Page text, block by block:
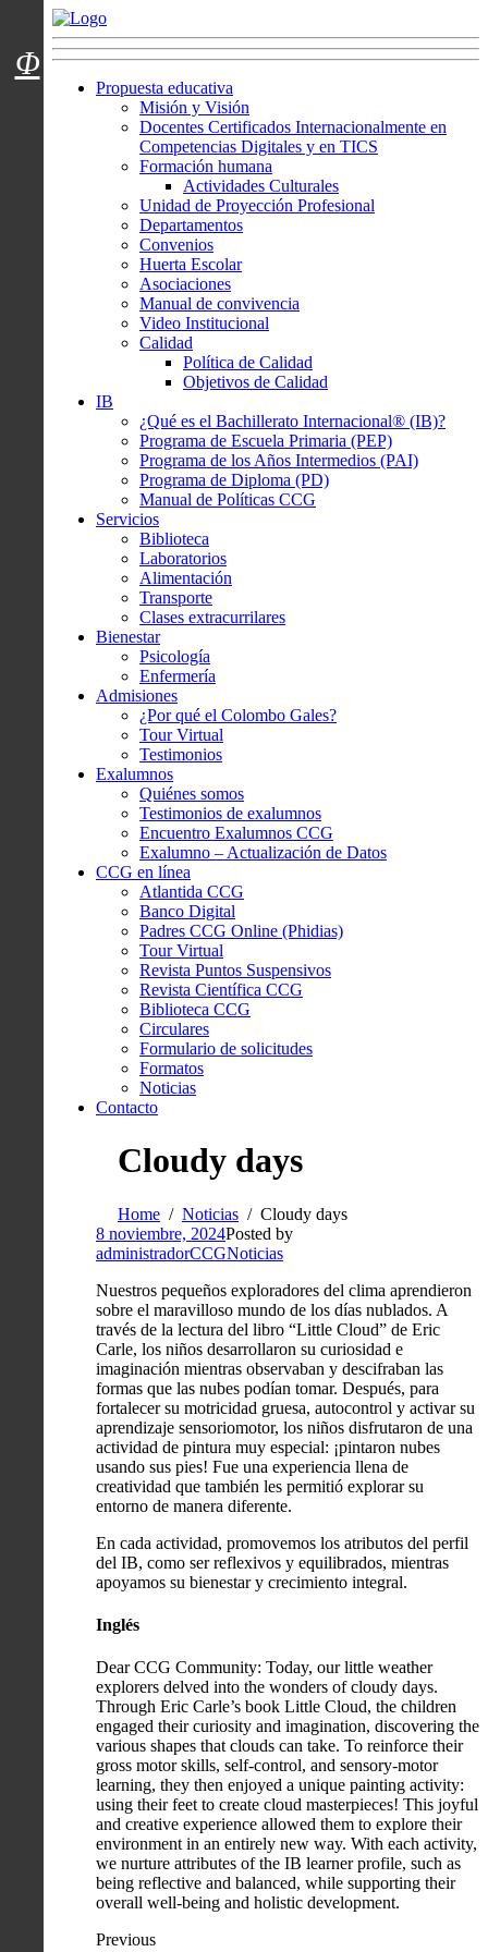
Menú usuarios
Propuesta educativa
Misión y Visión
Docentes Certificados Internacionalmente en
Competencias Digitales y en TICS
Formación humana
Actividades Culturales
Unidad de Proyección Profesional
Departamentos
Convenios
Huerta Escolar
Asociaciones
Manual de convivencia
Video Institucional
Calidad
Política de Calidad
Objetivos de Calidad
IB
¿Qué es el Bachillerato Internacional® (IB)?
Programa de Escuela Primaria (PEP)
Programa de los Años Intermedios (PAI)
Programa de Diploma (PD)
Manual de Políticas CCG
Servicios
Biblioteca
Laboratorios
Alimentación
Transporte
Clases extracurrilares
Bienestar
Psicología
Enfermería
Admisiones
¿Por qué el Colombo Gales?
Tour Virtual
Testimonios
Exalumnos
Quiénes somos
Testimonios de exalumnos
Encuentro Exalumnos CCG
Exalumno – Actualización de Datos
CCG en línea
Atlantida CCG
Banco Digital
Padres CCG Online (Phidias)
Tour Virtual
Revista Puntos Suspensivos
Revista Científica CCG
Biblioteca CCG
Circulares
Formulario de solicitudes
Formatos
Noticias
Contacto
Cloudy days
Home Noticias
Cloudy days
8 noviembre, 2024Posted by
administradorCCGNoticias
Nuestros pequeños exploradores del clima aprendieron
sobre el maravilloso mundo de los días nublados. A
través de la lectura del libro “Little Cloud” de Eric
Carle, los niños desarrollaron su curiosidad e
imaginación mientras observaban y descifraban las
formas que las nubes podían tomar. Después, para
fortalecer su motricidad gruesa, autocontrol y activar su
aprendizaje sensoriomotor, los niños disfrutaron de una
actividad de pintura muy especial: ¡pintaron nubes
usando sus pies! Fue una experiencia llena de
creatividad que también les permitió explorar su
entorno de manera diferente.
En cada actividad, promovemos los atributos del perfil
del IB, como ser reflexivos y equilibrados, mientras
apoyamos su bienestar y crecimiento integral.
Inglés
Dear CCG Community: Today, our little weather
explorers delved into the wonders of cloudy days.
Through Eric Carle’s book Little Cloud, the children
engaged their curiosity and imagination, discovering the
various shapes that clouds can take. To reinforce their
gross motor skills, self-control, and sensory-motor
learning, they then enjoyed a unique painting activity:
using their feet to create cloud masterpieces! This joyful
and creative experience allowed them to explore their
environment in an entirely new way. With each activity,
we nurture attributes of the IB learner profile, such as
being reflective and balanced, while supporting their
overall well-being and holistic development.
Previous
Φ